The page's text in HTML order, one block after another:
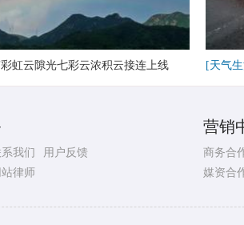
虹云隙光七彩云浓积云接连上线 [天气
我们
用户反馈
站律师
营销
商务合
媒资合